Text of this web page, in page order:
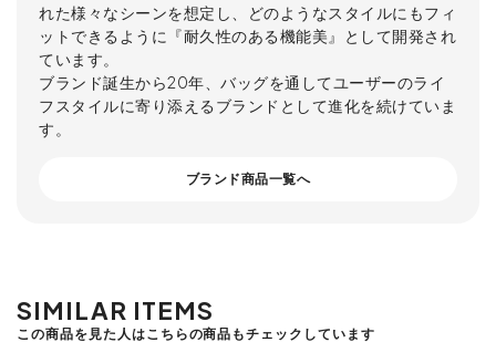
れた様々なシーンを想定し、どのようなスタイルにもフィ
ットできるように『耐久性のある機能美』として開発され
ています。
ブランド誕生から20年、バッグを通してユーザーのライ
フスタイルに寄り添えるブランドとして進化を続けていま
す。
ブランド商品一覧へ
SIMILAR ITEMS
この商品を見た人はこちらの商品もチェックしています